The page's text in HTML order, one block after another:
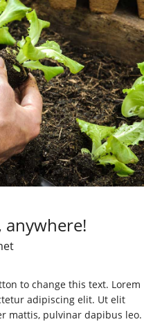
anywhere!
to change this text. Lorem
adipiscing elit. Ut elit
mattis, pulvinar dapibus leo.